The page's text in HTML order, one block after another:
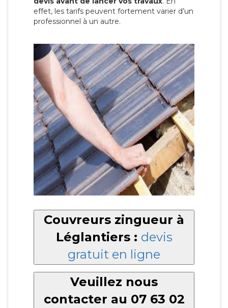
effet, les tarifs peuvent fortement varier d’un
professionnel à un autre.
Couvreurs zingueur à
Léglantiers : devis
gratuit en ligne
Veuillez nous
contacter au 07 63 02